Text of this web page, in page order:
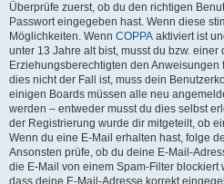
Überprüfe zuerst, ob du den richtigen
Passwort eingegeben hast. Wenn diese
Möglichkeiten. Wenn COPPA aktiviert ist
unter 13 Jahre alt bist, musst du bzw.
Erziehungsberechtigten den
dies nicht der Fall ist, muss dein
einigen Boards müssen alle neu
werden – entweder musst du dies selbst
der Registrierung wurde dir mitgeteilt, ob
Wenn du eine E-Mail erhalten hast, folge
Ansonsten prüfe, ob du deine E-Mail-
die E-Mail von einem Spam-Filter blockiert
dass deine E-Mail-Adresse korrekt